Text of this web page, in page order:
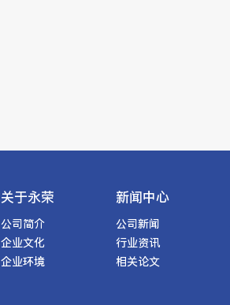
关于永荣
公司简介
企业文化
企业环境
新闻中心
公司新闻
行业资讯
相关论文